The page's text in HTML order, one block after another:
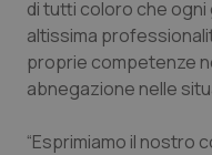
Lombardia
Dolore
di tutti coloro che ogni
altissima
proprie competenze
abnegazione nelle
“Esprimiamo il nostro